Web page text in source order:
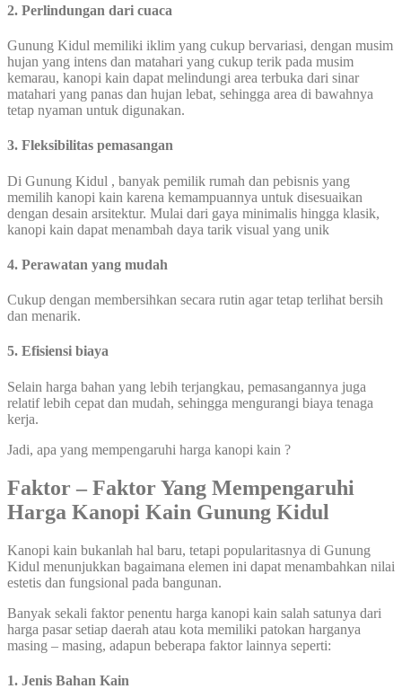
2. Perlindungan dari cuaca
Gunung Kidul memiliki iklim yang cukup bervariasi, dengan musim
hujan yang intens dan matahari yang cukup terik pada musim
kemarau, kanopi kain dapat melindungi area terbuka dari sinar
matahari yang panas dan hujan lebat, sehingga area di bawahnya
tetap nyaman untuk digunakan.
3. Fleksibilitas pemasangan
Di Gunung Kidul , banyak pemilik rumah dan pebisnis yang
memilih kanopi kain karena kemampuannya untuk disesuaikan
dengan desain arsitektur. Mulai dari gaya minimalis hingga klasik,
kanopi kain dapat menambah daya tarik visual yang unik
4. Perawatan yang mudah
Cukup dengan membersihkan secara rutin agar tetap terlihat bersih
dan menarik.
5. Efisiensi biaya
Selain harga bahan yang lebih terjangkau, pemasangannya juga
relatif lebih cepat dan mudah, sehingga mengurangi biaya tenaga
kerja.
Jadi, apa yang mempengaruhi harga kanopi kain ?
Faktor – Faktor Yang Mempengaruhi
Harga Kanopi Kain Gunung Kidul
Kanopi kain bukanlah hal baru, tetapi popularitasnya di Gunung
Kidul menunjukkan bagaimana elemen ini dapat menambahkan nilai
estetis dan fungsional pada bangunan.
Banyak sekali faktor penentu harga kanopi kain salah satunya dari
harga pasar setiap daerah atau kota memiliki patokan harganya
masing – masing, adapun beberapa faktor lainnya seperti:
1. Jenis Bahan Kain